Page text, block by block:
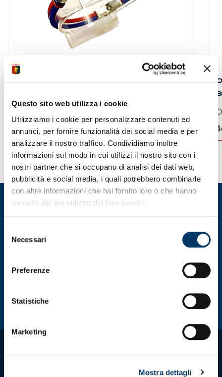
Questo sito web utilizza i cookie
Utilizziamo i cookie per personalizzare contenuti ed
annunci, per fornire funzionalità dei social media e per
analizzare il nostro traffico. Condividiamo inoltre
informazioni sul modo in cui utilizzi il nostro sito con i
nostri partner che si occupano di analisi dei dati web,
pubblicità e social media, i quali potrebbero combinarle
con altre informazioni che hai fornito loro o che hanno
raccolto dal tuo utilizzo dei loro servizi.
delNecessari
Preferenze
Statistiche
Marketing
Mostra dettagli
Isolani x Genoa
Gift Card Online Store
BRACCIALE GENOA ZENEIXI
Bracciale Genoa in...
29,90€